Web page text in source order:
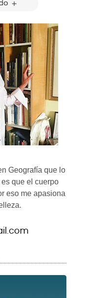
Geografía que lo
que el cuerpo
eso me apasiona